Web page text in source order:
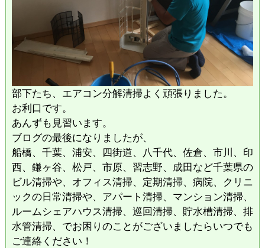
部下たち、エアコン分解清掃よく頑張りました。
お利口です。
あんずも見習います。
ブログの最後になりましたが、
船橋、千葉、浦安、四街道、八千代、佐倉、市川、印
西、鎌ヶ谷、松戸、市原、習志野、成田など千葉県の
ビル清掃や、オフィス清掃、定期清掃、病院、クリニ
ックの日常清掃や、アパート清掃、マンション清掃、
ルームシェアハウス清掃、巡回清掃、貯水槽清掃、排
水管清掃、でお困りのことがございましたらいつでも
ご連絡ください！